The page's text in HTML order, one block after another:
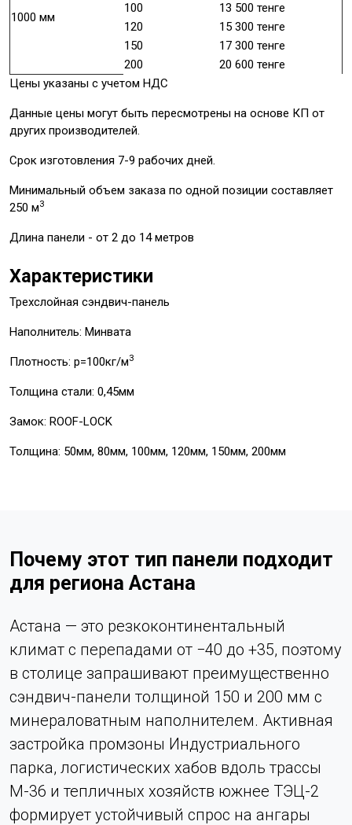
1000 мм
100
13 500 тенге
120
15 300 тенге
150
17 300 тенге
200
20 600 тенге
Цены указаны с учетом НДС
Данные цены могут быть пересмотрены на основе КП от
других производителей.
Срок изготовления 7-9 рабочих дней.
Минимальный объем заказа по одной позиции составляет
250 м3
Длина панели - от 2 до 14 метров
Характеристики
Трехслойная сэндвич-панель
Наполнитель: Минвата
Плотность: p=100кг/м3
Толщина стали: 0,45мм
Замок: ROOF-LOCK
Толщина: 50мм, 80мм, 100мм, 120мм, 150мм, 200мм
Почему этот тип панели подходит
для региона Астана
Астана — это резкоконтинентальный
климат с перепадами от −40 до +35, поэтому
в столице запрашивают преимущественно
сэндвич-панели толщиной 150 и 200 мм с
минераловатным наполнителем. Активная
застройка промзоны Индустриального
парка, логистических хабов вдоль трассы
М-36 и тепличных хозяйств южнее ТЭЦ-2
формирует устойчивый спрос на ангары